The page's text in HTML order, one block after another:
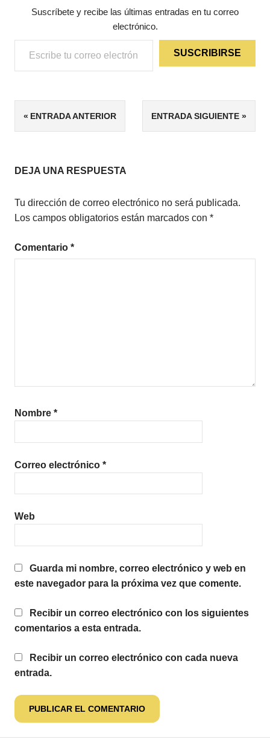
Suscríbete y recibe las últimas entradas en tu correo
electrónico.
Escribe tu correo electrónico…
SUSCRIBIRSE
ETIQUETAS
3/5
ROMANCE
Navegación
entradas
ENTRADA ANTERIOR ENTRADA SIGUIENTE
DEJA UNA RESPUESTA
Tu dirección de correo electrónico no será publicada.
Los campos obligatorios están marcados con *
Comentario *
Nombre *
Correo electrónico *
Web
Guarda mi nombre, correo electrónico y web en
este navegador para la próxima vez que comente.
Recibir un correo electrónico con los siguientes
comentarios a esta entrada.
Recibir un correo electrónico con cada nueva
entrada.